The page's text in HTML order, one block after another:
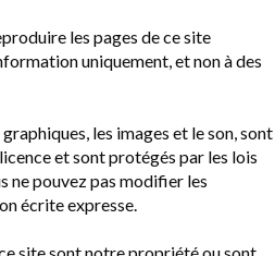
les pages de ce site
uniquement, et non à des
les images et le son, sont
et sont protégés par les lois
ne pouvez pas modifier les
écrite expresse.